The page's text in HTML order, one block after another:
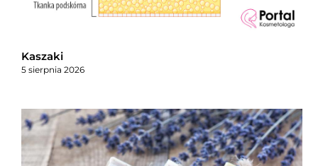
Kaszaki
5 sierpnia 2026